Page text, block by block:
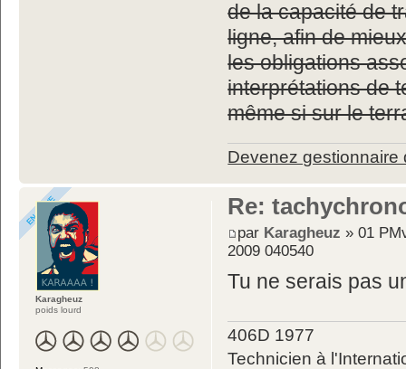
de la capacité de
ligne, afin de
les obligations
interprétations de
même si sur le
Devenez gestionnaire
Re:
par Karagheuz » 01
2009 040540
Tu ne serais pas
406D 1977
Technicien à
Karagheuz
poids lourd